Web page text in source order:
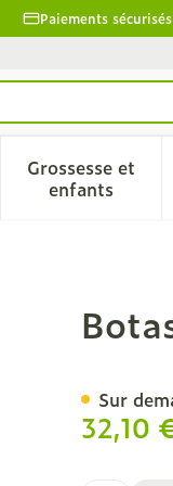
Paiements sécurisés
Beauté,
sous-menu pour
Grossesse et
enfantsAfficher le
43-46
32,10
Sur